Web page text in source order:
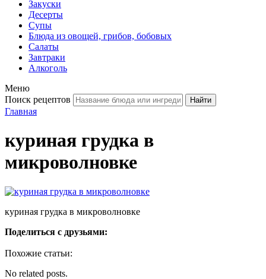
Закуски
Десерты
Супы
Блюда из овощей, грибов, бобовых
Салаты
Завтраки
Алкоголь
Меню
Поиск рецептов
Главная
куриная грудка в
микроволновке
куриная грудка в микроволновке
Поделиться с друзьями:
Похожие статьи:
No related posts.